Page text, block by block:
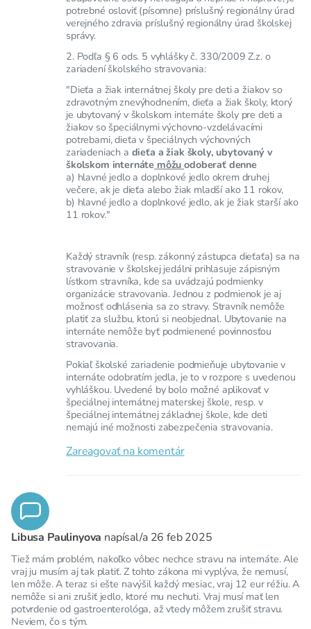
potrebné osloviť (písomne) príslušný regionálny úrad
verejného zdravia príslušný regionálny úrad školskej
správy.
2. Podľa § 6 ods. 5 vyhlášky č. 330/2009 Z.z. o
zariadení školského stravovania:
"Dieťa a žiak internátnej školy pre deti a žiakov so
zdravotným znevýhodnením, dieťa a žiak školy, ktorý
je ubytovaný v školskom internáte školy pre deti a
žiakov so špeciálnymi výchovno-vzdelávacími
potrebami, dieťa v špeciálnych výchovných
zariadeniach a dieťa a žiak školy, ubytovaný v
školskom internáte môžuodoberať denne
a) hlavné jedlo a doplnkové jedlo okrem druhej
večere, ak je dieťa alebo žiak mladší ako 11 rokov,
b) hlavné jedlo a doplnkové jedlo, ak je žiak starší ako
11 rokov."
Každý stravník (resp. zákonný zástupca dieťaťa) sa na
stravovanie v školskej jedálni prihlasuje zápisným
lístkom stravníka, kde sa uvádzajú podmienky
organizácie stravovania. Jednou z podmienok je aj
možnosť odhlásenia sa zo stravy. Stravník nemôže
platiť za službu, ktorú si neobjednal. Ubytovanie na
internáte nemôže byť podmienené povinnosťou
stravovania.
Pokiaľ školské zariadenie podmieňuje ubytovanie v
internáte odobratím jedla, je to v rozpore s uvedenou
vyhláškou. Uvedené by bolo možné aplikovať v
špeciálnej internátnej materskej škole, resp. v
špeciálnej internátnej základnej škole, kde deti
nemajú iné možnosti zabezpečenia stravovania.
Zareagovať na komentár
Libusa Paulinyova napísal/a 26 feb 2025
Tiež mám problém, nakoľko vôbec nechce stravu na internáte. Ale
vraj ju musím aj tak platiť. Z tohto zákona mi vyplýva, že nemusí,
len môže. A teraz si ešte navýšil každý mesiac, vraj 12 eur réžiu. A
nemôže si ani zrušiť jedlo, ktoré mu nechuti. Vraj musí mať len
potvrdenie od gastroenterológa, až vtedy môžem zrušiť stravu.
Neviem, čo s tým.